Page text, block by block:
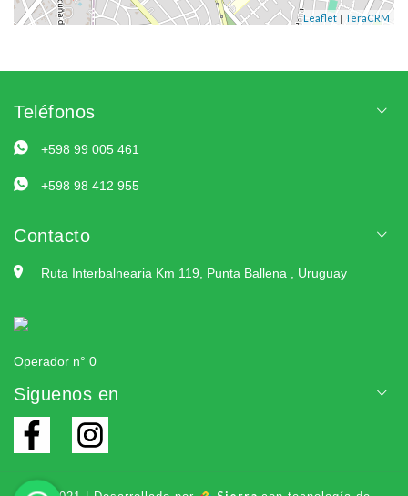
Leaflet | TeraCRM
Teléfonos
+598 99 005 461
+598 98 412 955
Contacto
Ruta Interbalnearia Km 119, Punta Ballena , Uruguay
Operador n° 0
Siguenos en